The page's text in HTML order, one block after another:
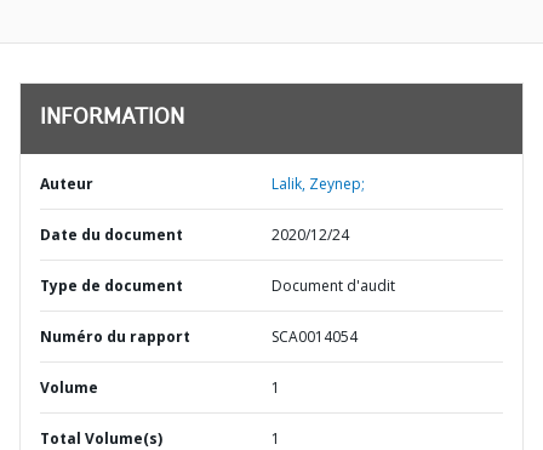
INFORMATION
Auteur Lalik, Zeynep;
Date du document 2020/12/24
Type de document Document d'audit
Numéro du rapport SCA0014054
Volume 1
Total Volume(s) 1